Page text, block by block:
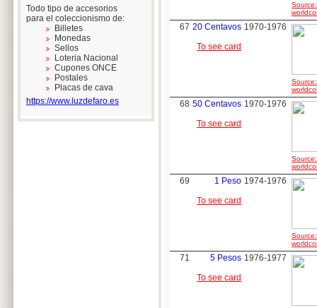
Todo tipo de accesorios
para el coleccionismo de:
Billetes
Monedas
Sellos
Loteria Nacional
Cupones ONCE
Postales
Placas de cava
https://www.luzdefaro.es
Source:
67 20 Centavos
To see card
1970-1976
Source:
68 50 Centavos
To see card
1970-1976
Source:
69
1 Peso
To see card
1974-1976
Source:
71
5 Pesos
To see card
1976-1977